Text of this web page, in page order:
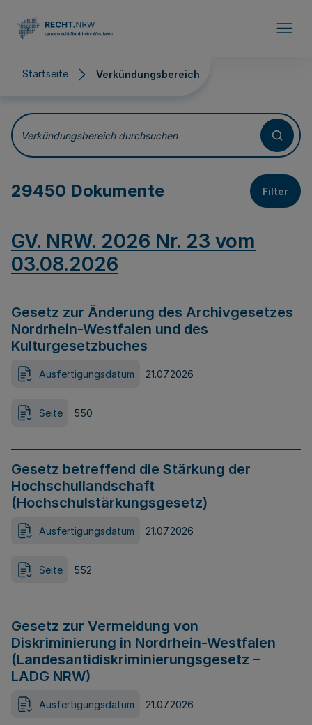
Startseite Verkündungsbereich
Verkündungsbereich
Verkündungsbereich durchsuchen
29450 Dokumente Filter
GV. NRW. 2026 Nr. 23 vom
03.08.2026
Gesetz zur Änderung des Archivgesetzes
Nordrhein-Westfalen und des
Kulturgesetzbuches
Ausfertigungsdatum 21.07.2026
Seite 550
Gesetz betreffend die Stärkung der
Hochschullandschaft
(Hochschulstärkungsgesetz)
Ausfertigungsdatum 21.07.2026
Seite 552
Gesetz zur Vermeidung von
Diskriminierung in Nordrhein-Westfalen
(Landesantidiskriminierungsgesetz –
LADG NRW)
Ausfertigungsdatum 21.07.2026